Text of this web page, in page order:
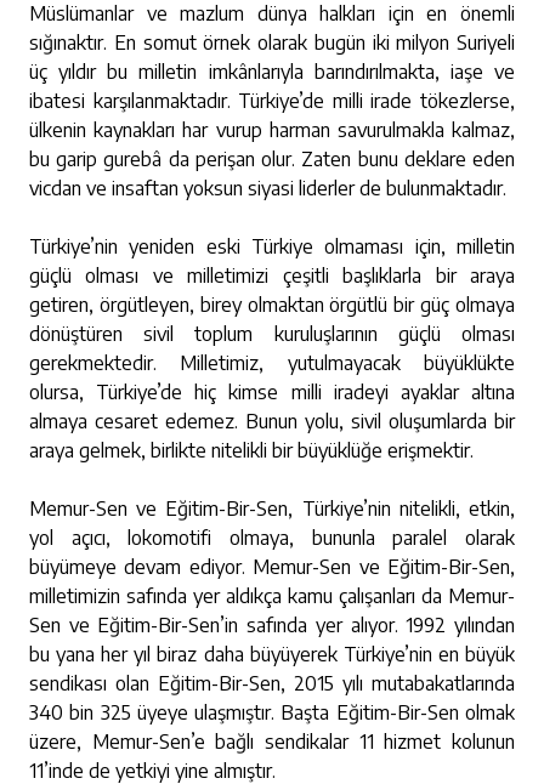
Müslümanlar ve mazlum dünya halkları için en önemli
sığınaktır. En somut örnek olarak bugün iki milyon Suriyeli
üç yıldır bu milletin imkânlarıyla barındırılmakta, iaşe ve
ibatesi karşılanmaktadır. Türkiye’de milli irade tökezlerse,
ülkenin kaynakları har vurup harman savurulmakla kalmaz,
bu garip gurebâ da perişan olur. Zaten bunu deklare eden
vicdan ve insaftan yoksun siyasi liderler de bulunmaktadır.
Türkiye’nin yeniden eski Türkiye olmaması için, milletin
güçlü olması ve milletimizi çeşitli başlıklarla bir araya
getiren, örgütleyen, birey olmaktan örgütlü bir güç olmaya
dönüştüren sivil toplum kuruluşlarının güçlü olması
gerekmektedir. Milletimiz, yutulmayacak büyüklükte
olursa, Türkiye’de hiç kimse milli iradeyi ayaklar altına
almaya cesaret edemez. Bunun yolu, sivil oluşumlarda bir
araya gelmek, birlikte nitelikli bir büyüklüğe erişmektir.
Memur-Sen ve Eğitim-Bir-Sen, Türkiye’nin nitelikli, etkin,
yol açıcı, lokomotifi olmaya, bununla paralel olarak
büyümeye devam ediyor. Memur-Sen ve Eğitim-Bir-Sen,
milletimizin safında yer aldıkça kamu çalışanları da Memur-
Sen ve Eğitim-Bir-Sen’in safında yer alıyor. 1992 yılından
bu yana her yıl biraz daha büyüyerek Türkiye’nin en büyük
sendikası olan Eğitim-Bir-Sen, 2015 yılı mutabakatlarında
340 bin 325 üyeye ulaşmıştır. Başta Eğitim-Bir-Sen olmak
üzere, Memur-Sen’e bağlı sendikalar 11 hizmet kolunun
11’inde de yetkiyi yine almıştır.